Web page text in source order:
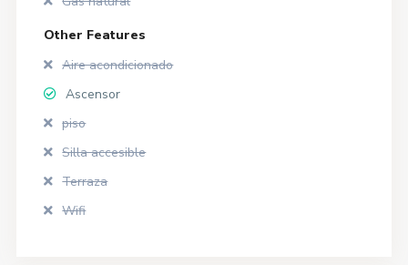
Other Features
Aire acondicionado
Ascensor
piso
Silla accesible
Terraza
Wifi